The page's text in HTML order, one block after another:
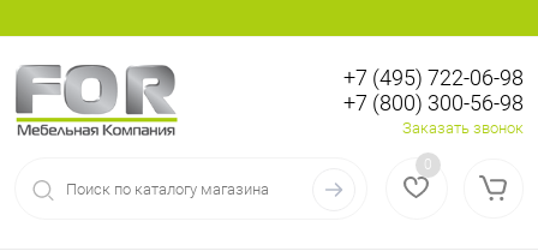
Регистрация
+7 (495) 722-06-98
+7 (800) 300-56-98
Заказать звонок
0